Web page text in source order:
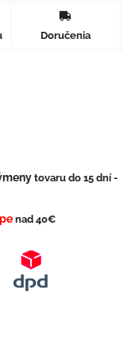
Doručenia
tovaru do 15 dní -
nad 40€